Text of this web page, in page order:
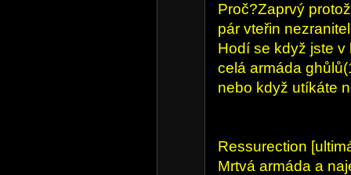
Proč?Zaprvý
pár vteřin
Hodí se když jste
celá armáda
nebo když utíkáte
Ressurection
Mrtvá armáda a